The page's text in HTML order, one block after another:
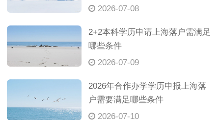
2026-07-08
2+2本科学历申请上海落户需满足
哪些条件
2026-07-09
2026年合作办学学历申报上海落
户需要满足哪些条件
2026-07-10